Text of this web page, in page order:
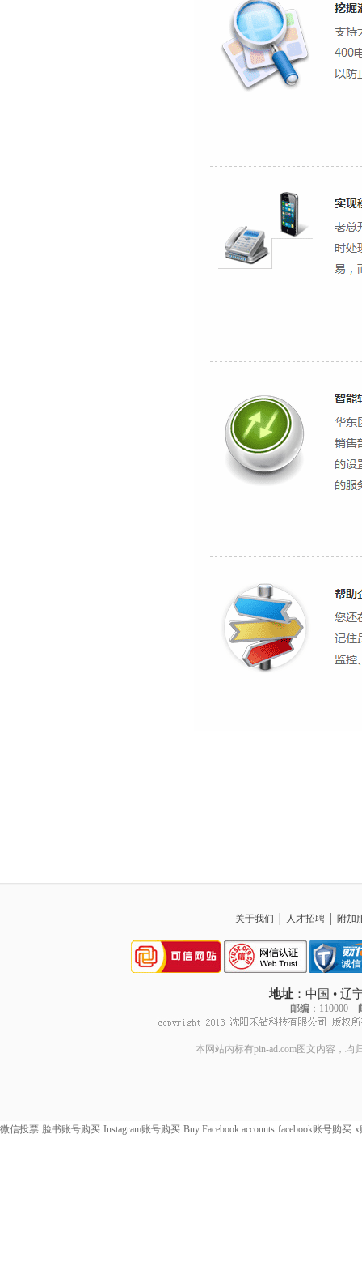
关于我们 人才招聘 附加
地址：中国 • 辽
邮编 ：110000
本网站内标有pin-ad.com图文内容，均
微信投票 脸书账号购买 Instagram账号购买 Buy Facebook accounts facebook账号购买 x